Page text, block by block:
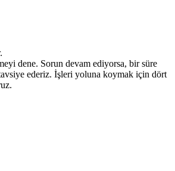
dene. Sorun devam ediyorsa, bir süre
ederiz. İşleri yoluna koymak için dört